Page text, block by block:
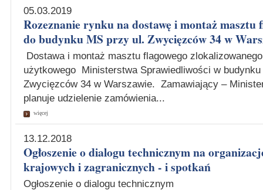
05.03.2019
Rozeznanie rynku na dostawę i montaż masztu
do budynku MS przy ul. Zwycięzców 34 w
Dostawa i montaż masztu flagowego
użytkowego Ministerstwa Sprawiedliwości w budynku
Zwycięzców 34 w Warszawie. Zamawiający –
planuje udzielenie zamówienia...
więcej
13.12.2018
Ogłoszenie o dialogu technicznym na
krajowych i zagranicznych - i spotkań
Ogłoszenie o dialogu technicznym